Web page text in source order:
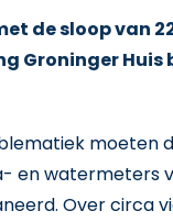
de sloop van
Groninger
moeten
en watermeters
Over circa